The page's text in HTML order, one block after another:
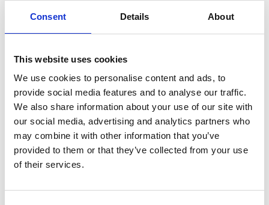
Consent Details About
This website uses cookies
We use cookies to personalise content and ads, to
provide social media features and to analyse our traffic.
We also share information about your use of our site with
our social media, advertising and analytics partners who
may combine it with other information that you’ve
provided to them or that they’ve collected from your use
of their services.
met opengaande bomen
€1.114,41 Incl. BTW
Op voorraad bij onze leverancier, levertermijn 1-2 weken.
Gratis verzending
Toevoegen aan winkelwagen